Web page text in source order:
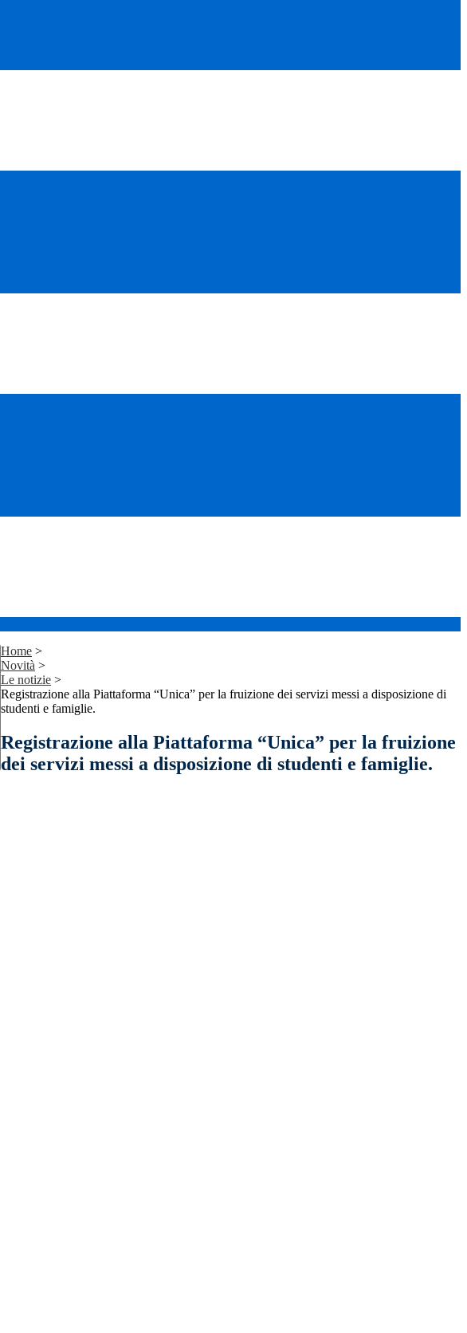
Home >
Novità >
Le notizie >
Registrazione alla Piattaforma “Unica” per la fruizione dei servizi messi a disposizione di
studenti e famiglie.
Registrazione alla Piattaforma “Unica” per la fruizione
dei servizi messi a disposizione di studenti e famiglie.